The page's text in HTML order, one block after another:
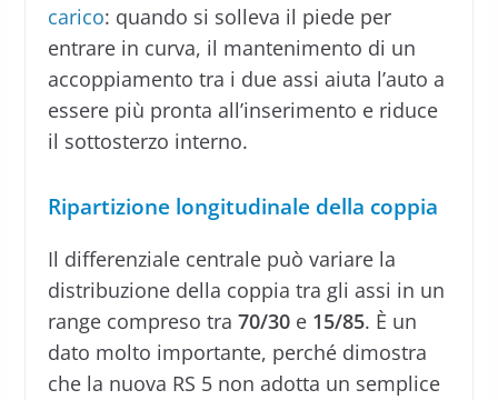
carico: quando si solleva il piede per
entrare in curva, il mantenimento di un
accoppiamento tra i due assi aiuta l’auto a
essere più pronta all’inserimento e riduce
il sottosterzo interno.
Ripartizione longitudinale della coppia
Il differenziale centrale può variare la
distribuzione della coppia tra gli assi in un
range compreso tra 70/30e 15/85. È un
dato molto importante, perché dimostra
che la nuova RS 5 non adotta un semplice